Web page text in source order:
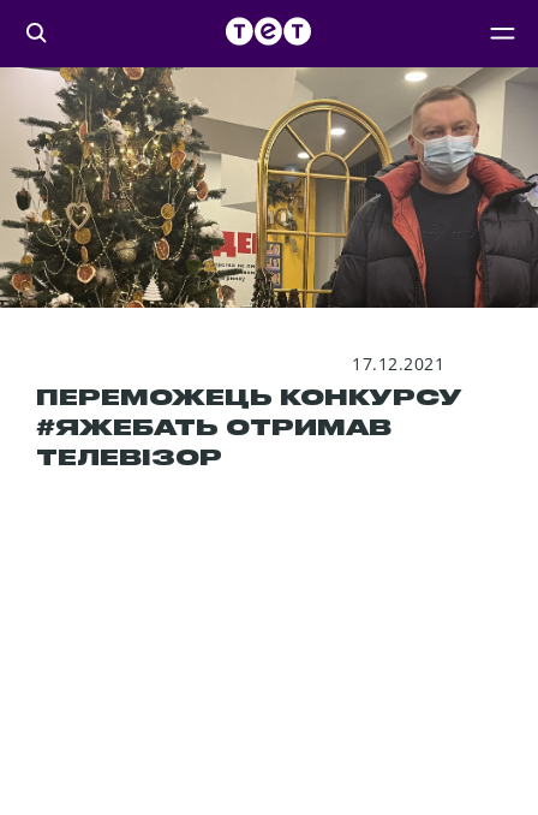
17.12.2021
ПЕРЕМОЖЕЦЬ КОНКУРСУ
#ЯЖЕБАТЬ ОТРИМАВ
ТЕЛЕВІЗОР